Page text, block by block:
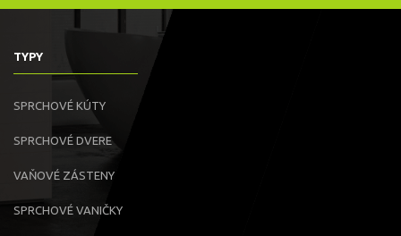
TYPY
SPRCHOVÉ KÚTY
SPRCHOVÉ DVERE
VAŇOVÉ ZÁSTENY
SPRCHOVÉ VANIČKY